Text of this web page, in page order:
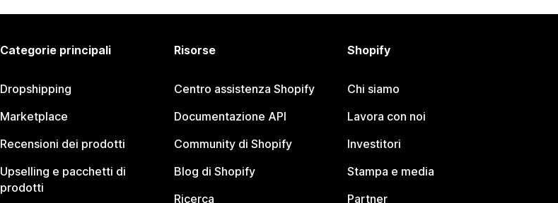
Categorie principali
Dropshipping
Marketplace
Recensioni dei prodotti
Upselling e pacchetti di
prodotti
Risorse
Centro assistenza Shopify
Documentazione API
Community di Shopify
Blog di Shopify
Ricerca
Shopify
Chi siamo
Lavora con noi
Investitori
Stampa e media
Partner